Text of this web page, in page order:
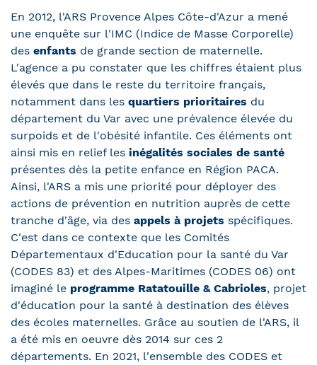
En 2012, l'ARS Provence Alpes Côte-d'Azur a mené
une enquête sur l'IMC (Indice de Masse Corporelle)
des enfants de grande section de maternelle.
L'agence a pu constater que les chiffres étaient plus
élevés que dans le reste du territoire français,
notamment dans les quartiers prioritaires du
département du Var avec une prévalence élevée du
surpoids et de l'obésité infantile. Ces éléments ont
ainsi mis en relief les inégalités sociales de santé
présentes dès la petite enfance en Région PACA.
Ainsi, l'ARS a mis une priorité pour déployer des
actions de prévention en nutrition auprès de cette
tranche d'âge, via des appels à projets spécifiques.
C'est dans ce contexte que les Comités
Départementaux d'Education pour la santé du Var
(CODES 83) et des Alpes-Maritimes (CODES 06) ont
imaginé le programme Ratatouille & Cabrioles, projet
d'éducation pour la santé à destination des élèves
des écoles maternelles. Grâce au soutien de l'ARS, il
a été mis en oeuvre dès 2014 sur ces 2
départements. En 2021, l'ensemble des CODES et